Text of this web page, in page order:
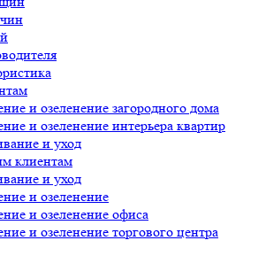
и озеленение загородного дома
и озеленение интерьера квартир
и уход
клиентам
и уход
и озеленение
и озеленение офиса
и озеленение торгового центра